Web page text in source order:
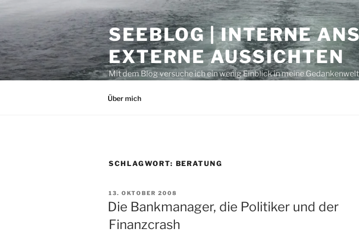
Inhalt
springen
SEEBLOG | INTERNE
EXTERNE AUSSICHTEN
Mit dem Blog versuche ich ein wenig Einblick in meine
Über mich
SCHLAGWORT: BERATUNG
VERÖFFENTLICHT
AM
13. OKTOBER 2008
Die Bankmanager, die Politiker und der
Finanzcrash